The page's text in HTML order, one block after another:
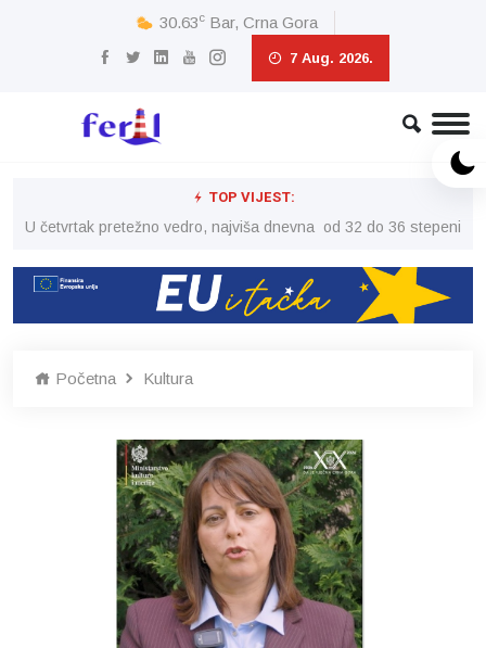
30.63c Bar, Crna Gora
7 Aug. 2026.
TOP VIJEST:
U četvrtak pretežno vedro, najviša dnevna od 32 do 36 stepeni
Početna Kultura